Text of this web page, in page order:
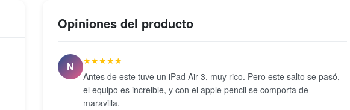
Opiniones del producto
N
★★★★★
Antes de este tuve un iPad Air 3, muy rico. Pero este salto se pasó,
el equipo es increible, y con el apple pencil se comporta de
maravilla.